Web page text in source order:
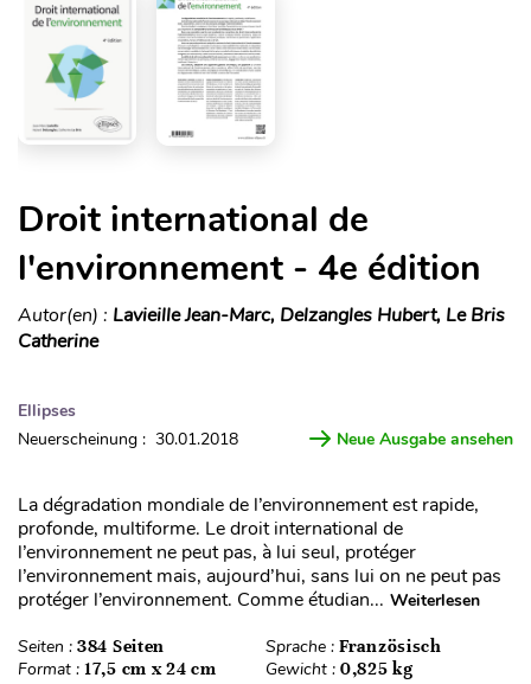
Droit international de
l'environnement - 4e édition
Autor(en) : Lavieille Jean-Marc, Delzangles Hubert, Le Bris
Catherine
Ellipses
Neuerscheinung : 30.01.2018
Neue Ausgabe ansehen
La dégradation mondiale de l’environnement est rapide,
profonde, multiforme. Le droit international de
l’environnement ne peut pas, à lui seul, protéger
l’environnement mais, aujourd’hui, sans lui on ne peut pas
protéger l’environnement. Comme étudian... Weiterlesen
Seiten : 384 Seiten Sprache : Französisch
Format : 17,5 cm x 24 cm Gewicht : 0,825 kg